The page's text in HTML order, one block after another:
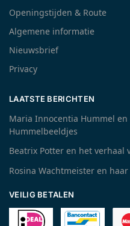
Openingstijden & Route
Algemene informatie
Nieuwsbrief
Privacy
LAATSTE BERICHTEN
Maria Innocentia Hummel
Hummelbeeldjes
Beatrix Potter en het verhaal
Rosina Wachtmeister en
VEILIG BETALEN